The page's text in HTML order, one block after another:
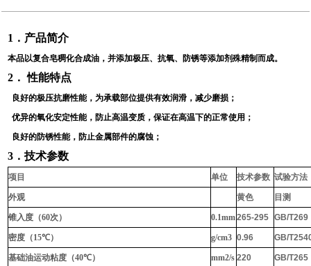
1 ．产品简介
本品以复合皂稠化合成油，并添加极压、抗氧、防锈等添加剂殊精制而成。
2 ． 性能特点
良好的极压抗磨性能，为承载部位提供有效润滑，减少磨损；
优异的氧化安定性能，防止高温变质，保证在高温下的正常使用；
良好的防锈性能，防止金属部件的腐蚀；
3 ．技术参数
项目 单位 技术参数 试验方法
外观 黄色 目测
锥入度（60次） 0.1mm265-295 GB/T269
密度（15℃） g/cm3 0.96 GB/
基础油运动粘度（40℃） mm2/s 220 GB/T265